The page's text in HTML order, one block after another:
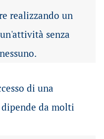
realizzando un
senza
di una
da molti